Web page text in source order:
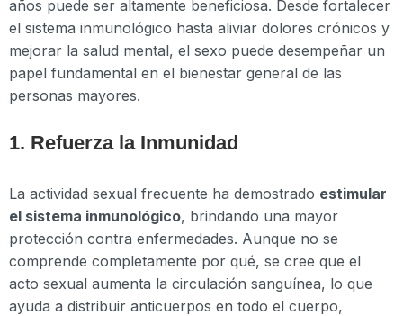
años puede ser altamente beneficiosa. Desde fortalecer
el sistema inmunológico hasta aliviar dolores crónicos y
mejorar la salud mental, el sexo puede desempeñar un
papel fundamental en el bienestar general de las
personas mayores.
1. Refuerza la Inmunidad
La actividad sexual frecuente ha demostrado estimular
el sistema inmunológico, brindando una mayor
protección contra enfermedades. Aunque no se
comprende completamente por qué, se cree que el
acto sexual aumenta la circulación sanguínea, lo que
ayuda a distribuir anticuerpos en todo el cuerpo,